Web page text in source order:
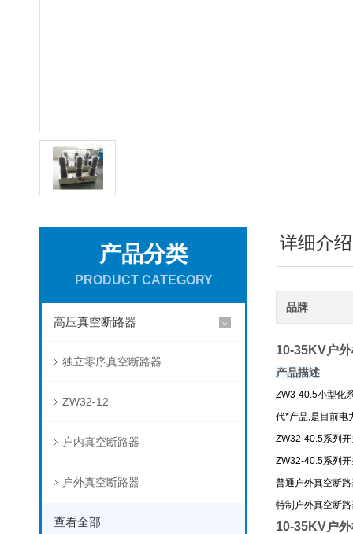
产品分类
PRODUCT CATEGORY
高压真空断路器
独立零序真空断路器
ZW32-12
户内真空断路器
户外真空断路器
查看全部
详细介绍
品牌
10-35KV户
产品描述
ZW3-40.5小型化
代*产品,是目前电
ZW32-40.5系列
ZW32-40.5系列
普通户外真空断
特制户外真空断
10-35KV户